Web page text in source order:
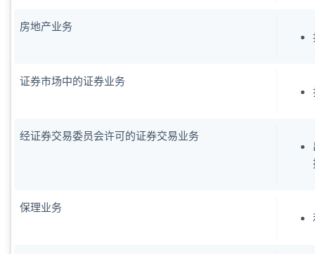
房地产业务
证券市场中的证券业务
经证券交易委员会许可的证券交易业务
保理业务